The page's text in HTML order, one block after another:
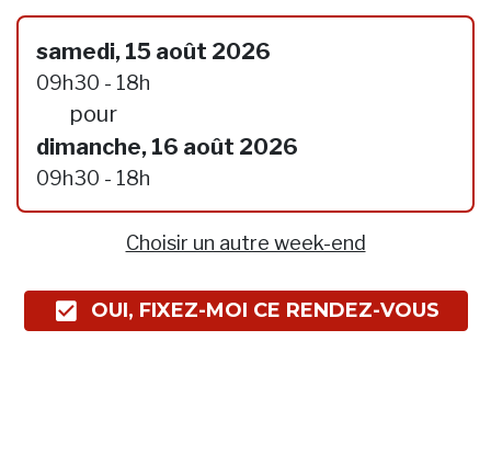
samedi, 15 août 2026
09h30 - 18h
pour
dimanche, 16 août 2026
09h30 - 18h
Choisir un autre week-end
OUI, FIXEZ-MOI CE RENDEZ-VOUS